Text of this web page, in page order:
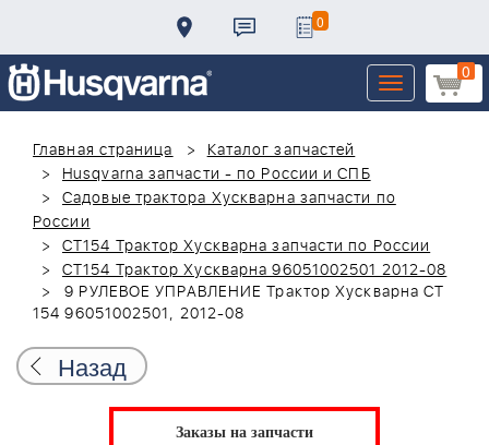
0
0
Toggle
navigation
Главная страница
Каталог запчастей
Husqvarna запчасти - по России и СПБ
Садовые трактора Хускварна запчасти по
России
CT154 Трактор Хускварна запчасти по России
CT154 Трактор Хускварна 96051002501 2012-08
9 РУЛЕВОЕ УПРАВЛЕНИЕ Трактор Хускварна CT
154 96051002501, 2012-08
Назад
Заказы на запчасти